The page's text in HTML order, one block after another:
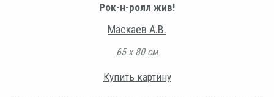
Рок-н-ролл жив!
Маскаев А.В.
65 х 80 см
Купить картину